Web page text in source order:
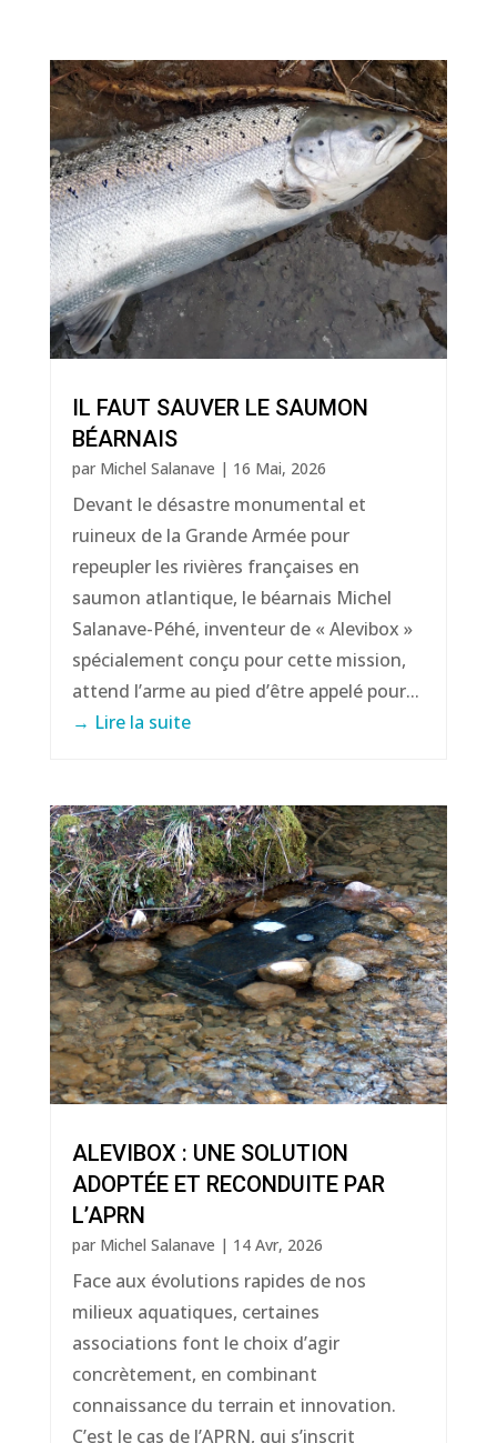
IL FAUT SAUVER LE SAUMON
BÉARNAIS
par Michel Salanave | 16 Mai, 2026
Devant le désastre monumental et
ruineux de la Grande Armée pour
repeupler les rivières françaises en
saumon atlantique, le béarnais Michel
Salanave-Péhé, inventeur de « Alevibox »
spécialement conçu pour cette mission,
attend l’arme au pied d’être appelé pour...
→ Lire la suite
ALEVIBOX : UNE SOLUTION
ADOPTÉE ET RECONDUITE PAR
L’APRN
par Michel Salanave | 14 Avr, 2026
Face aux évolutions rapides de nos
milieux aquatiques, certaines
associations font le choix d’agir
concrètement, en combinant
connaissance du terrain et innovation.
C’est le cas de l’APRN, qui s’inscrit